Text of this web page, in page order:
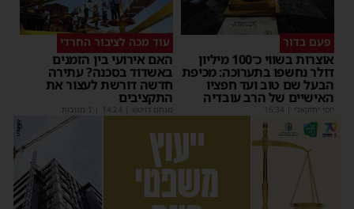
פעם בדור
אוצרות בשווי כ־100 מיליון
דולר נחשפו בתערוכה: מכיפת
הבעל שם טוב ועד חפציו
האישיים של הרב עובדיה
יוסי יחזקאלי 16:34
עוד מכה לציבור החרדי
האם אירועי בין הזמנים
באשדוד בסכנה? עתירה
חדשה דורשת לעצור את
התקציבים
מנחם דויטש 14:24